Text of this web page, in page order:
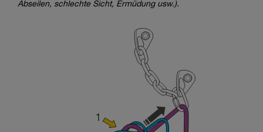
entsprechende Ausbildung und ein spezielles
einem Profi, ob Sie in der Lage sind, den
Vorgang alleine sicher zu wiederholen, bevor
Sie ihn eigenständig durchführen.
Wir geben Beispiele für die mit Ihrer Aktivität
verbundenen Techniken. Möglicherweise gibt es
noch andere Techniken, die hier nicht
Abseilen, schlechte Sicht, Ermüdung usw.).